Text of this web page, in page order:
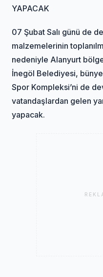
YAPACAK
07 Şubat Salı günü de
malzemelerinin
nedeniyle Alanyurt
İnegöl Belediyesi,
Spor Kompleksi’ni de
vatandaşlardan gelen
yapacak.